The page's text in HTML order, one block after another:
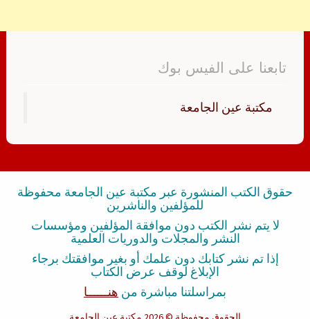
تابعنا على الفيس بوك
‏مكتبة عين الجامعة‏
حقوق الكتب المنشورة عبر مكتبة عين الجامعة محفوظة
للمؤلفين والناشرين
لا يتم نشر الكتب دون موافقة المؤلفين ومؤسسات
النشر والمجلات والدوريات العلمية
إذا تم نشر كتابك دون علمك أو بغير موافقتك برجاء
الإبلاغ لوقف عرض الكتاب
بمراسلتنا مباشرة من هنــــــا